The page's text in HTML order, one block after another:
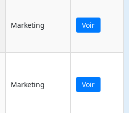
Marketing Voir
Marketing Voir